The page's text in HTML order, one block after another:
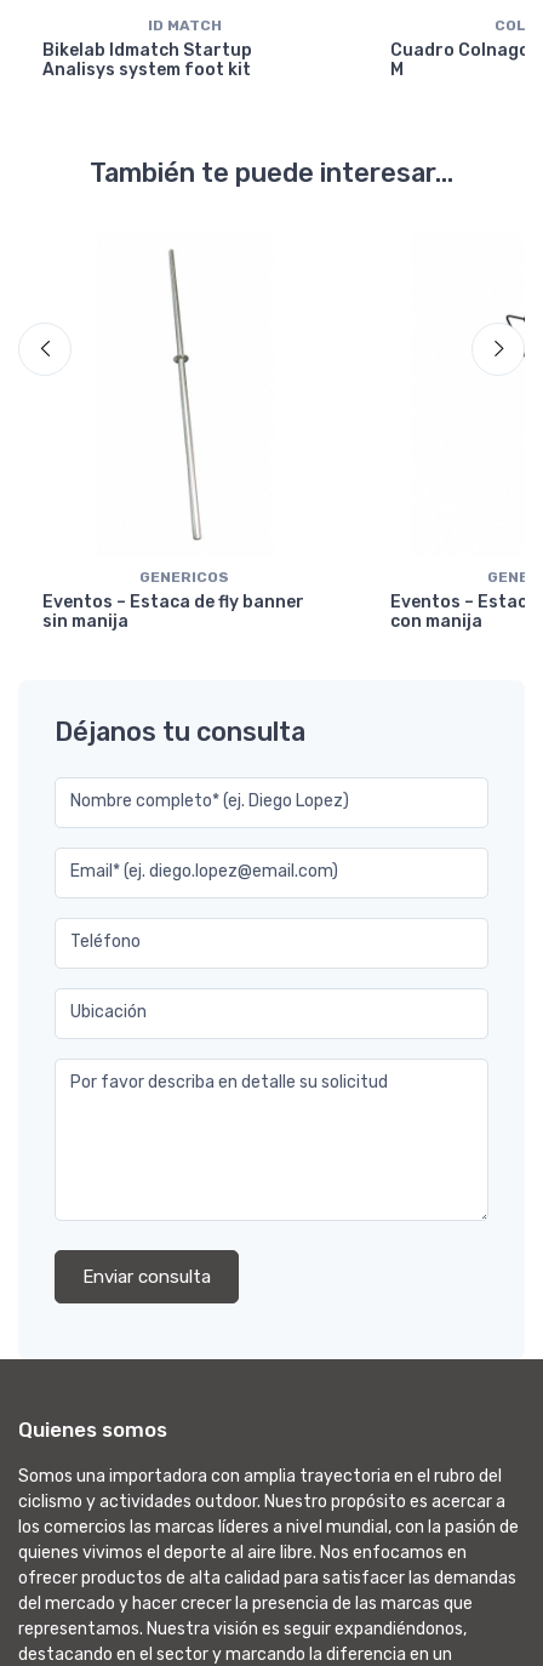
ID MATCH
Bikelab Idmatch Startup
Analisys system foot kit
Cuadro Colnago
M
También te puede interesar...
GENERICOS
Eventos – Estaca de fly banner
sin manija
Eventos –
con manija
Déjanos tu consulta
Nombre completo* (ej. Diego Lopez)
Email* (ej. diego.lopez@email.com)
Teléfono
Ubicación
Por favor describa en detalle su solicitud
Enviar consulta
Quienes somos
Somos una importadora con amplia trayectoria en el rubro del
ciclismo y actividades outdoor. Nuestro propósito es acercar a
los comercios las marcas líderes a nivel mundial, con la pasión de
quienes vivimos el deporte al aire libre. Nos enfocamos en
ofrecer productos de alta calidad para satisfacer las demandas
del mercado y hacer crecer la presencia de las marcas que
representamos. Nuestra visión es seguir expandiéndonos,
destacando en el sector y marcando la diferencia en un